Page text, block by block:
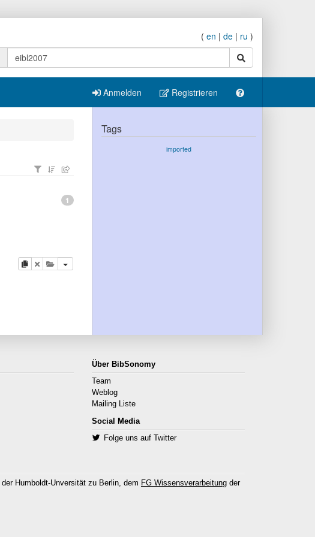
( en | de | ru )
Suche
Anmelden Registrieren
1
Kopieren
LöschenDiese Publikation zur Ablage hinzufügen
Tags
imported
Über BibSonomy
Team
Weblog
Mailing Liste
Social Media
Folge uns auf Twitter
der Humboldt-Unversität zu Berlin, dem FG Wissensverarbeitung der